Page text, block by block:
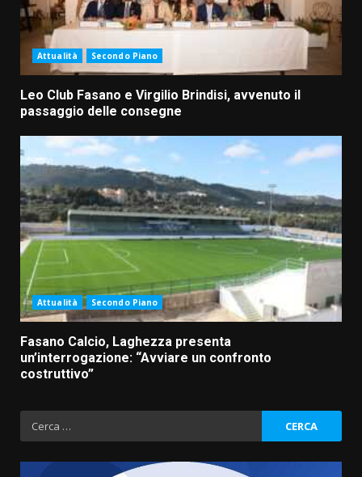
Attualità Secondo Piano
Leo Club Fasano e Virgilio Brindisi, avvenuto il
passaggio delle consegne
Attualità Secondo Piano
Fasano Calcio, Laghezza presenta
un’interrogazione: “Avviare un confronto
costruttivo”
Ricerca
per: